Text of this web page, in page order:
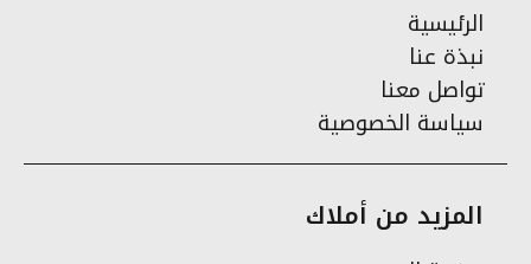
الرئيسية
نبذة عنا
تواصل معنا
سياسة الخصوصية
المزيد من أملاك